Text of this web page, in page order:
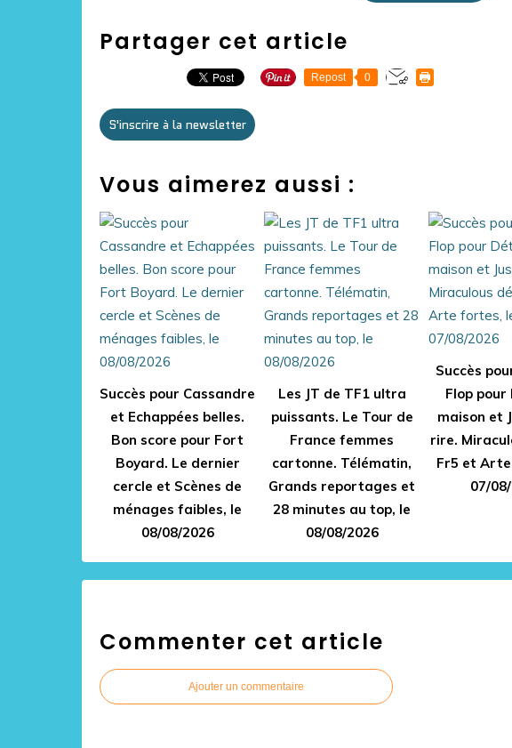
Partager cet article
Repost 0
S'inscrire à la newsletter
Vous aimerez aussi :
Succès pour Cassandre
et Echappées belles.
Bon score pour Fort
Boyard. Le dernier
cercle et Scènes de
ménages faibles, le
08/08/2026
Les JT de TF1 ultra
puissants. Le Tour de
France femmes
cartonne. Télématin,
Grands reportages et
28 minutes au top, le
08/08/2026
Succès
Flop
maison et
rire.
Fr5 et
07/
Commenter cet article
Ajouter un commentaire